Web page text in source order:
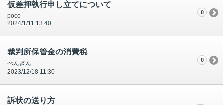
仮差押執行申し立てについて
poco
2024/1/11 13:40
0
裁判所保管金の消費税
ぺんぎん
2023/12/18 11:30
0
訴状の送り方